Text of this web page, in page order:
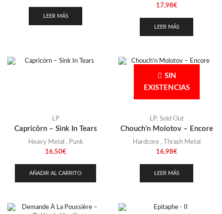
LEER MÁS
17,98€
LEER MÁS
LP
Capricörn – Sink In Tears
Heavy Metal , Punk
16,50€
AÑADIR AL CARRITO
SIN
EXISTENCIAS
LP, Sold Out
Chouch’n Molotov – Encore
Hardcore,
Thrash Metal
16,98€
LEER MÁS